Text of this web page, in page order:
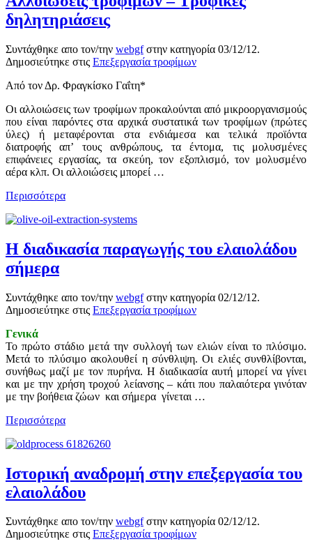
δηλητηριάσεις
Συντάχθηκε απο τον/την webgfστην κατηγορία 03/12/12.
Δημοσιεύτηκε στις Επεξεργασία τροφίμων
Από τον Δρ. Φραγκίσκο Γαΐτη*
Οι αλλοιώσεις των τροφίμων προκαλούνται από μικροοργανισμούς
που είναι παρόντες στα αρχικά συστατικά των τροφίμων (πρώτες
ύλες) ή μεταφέρονται στα ενδιάμεσα και τελικά προϊόντα
διατροφής απ’ τους ανθρώπους, τα έντομα, τις μολυσμένες
επιφάνειες εργασίας, τα σκεύη, τον εξοπλισμό, τον μολυσμένο
αέρα κλπ. Οι αλλοιώσεις μπορεί …
Περισσότερα
Η διαδικασία παραγωγής του ελαιολάδου
σήμερα
Συντάχθηκε απο τον/την webgfστην κατηγορία 02/12/12.
Δημοσιεύτηκε στις Επεξεργασία τροφίμων
Γενικά
Το πρώτο στάδιο μετά την συλλογή των ελιών είναι το πλύσιμο.
Μετά το πλύσιμο ακολουθεί η σύνθλιψη. Οι ελιές συνθλίβονται,
συνήθως μαζί με τον πυρήνα. Η διαδικασία αυτή μπορεί να γίνει
και με την χρήση τροχού λείανσης – κάτι που παλαιότερα γινόταν
με την βοήθεια ζώων και σήμερα γίνεται …
Περισσότερα
Ιστορική αναδρομή στην επεξεργασία του
ελαιολάδου
Συντάχθηκε απο τον/την webgfστην κατηγορία 02/12/12.
Δημοσιεύτηκε στις Επεξεργασία τροφίμων